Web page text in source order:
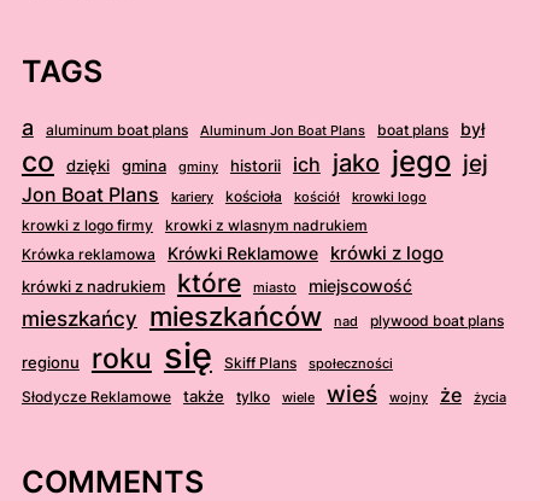
TAGS
a aluminum boat plans Aluminum Jon Boat Plans boat plans był
co dzięki gmina gminy historii ich jako jego jej
Jon Boat Plans kariery kościoła kościół krowki logo
krowki z logo firmy
krowki z wlasnym nadrukiem
Krówka reklamowa
Krówki Reklamowe krówki z logo
krówki z nadrukiem które miasto miejscowość
mieszkańcy mieszkańców nad plywood boat plans
regionu roku się Skiff Plans społeczności
Słodycze Reklamowe także tylko wiele wieś wojny że życia
COMMENTS